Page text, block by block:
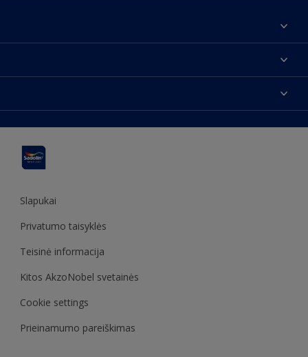
Susisiekti su mumis
Produktai
Įkvėpimas
Dekoravimo patarimai
Sadolin Metų spalva
Slapukai
Privatumo taisyklės
Teisinė informacija
Kitos AkzoNobel svetainės
Cookie settings
Prieinamumo pareiškimas